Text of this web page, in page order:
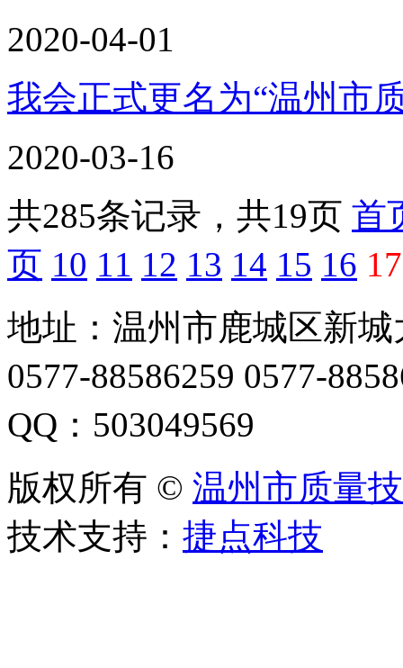
2020-04-01
我会正式更名为“温州市
2020-03-16
共285条记录，共19页 首
页 10 11 12 13 14 15 16 17
地址：温州市鹿城区新
0577-88586259 0577-
QQ：503049569
版权所有 © 温州市质量
技术支持： 捷点科技